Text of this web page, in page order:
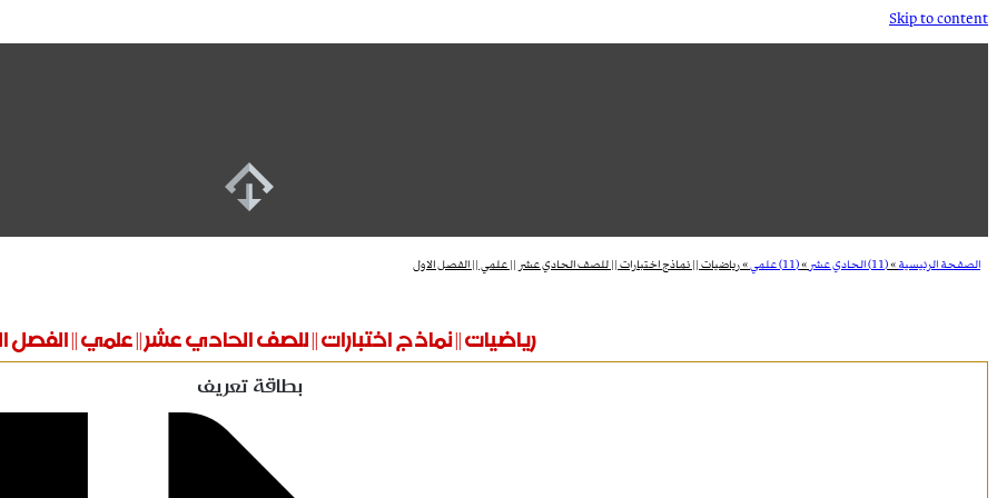
Skip to content
الصفحة الرئيسية»(11) الحادي عشر »(11) علمي »رياضيات || نماذج اختبارات || للصف الحادي عشر || علمي || الفصل الاول
رياضيات || نماذج اختبارات || للصف الحادي عشر || علمي || الفصل
بطاقة تعريف